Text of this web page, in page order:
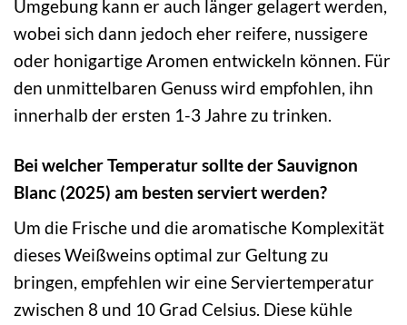
Umgebung kann er auch länger gelagert werden,
wobei sich dann jedoch eher reifere, nussigere
oder honigartige Aromen entwickeln können. Für
den unmittelbaren Genuss wird empfohlen, ihn
innerhalb der ersten 1-3 Jahre zu trinken.
Bei welcher Temperatur sollte der Sauvignon
Blanc (2025) am besten serviert werden?
Um die Frische und die aromatische Komplexität
dieses Weißweins optimal zur Geltung zu
bringen, empfehlen wir eine Serviertemperatur
zwischen 8 und 10 Grad Celsius. Diese kühle